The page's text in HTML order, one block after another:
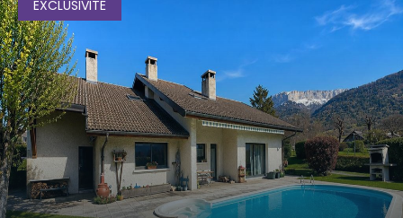
VOIR LE BIEN
EXCLUSIVITÉ